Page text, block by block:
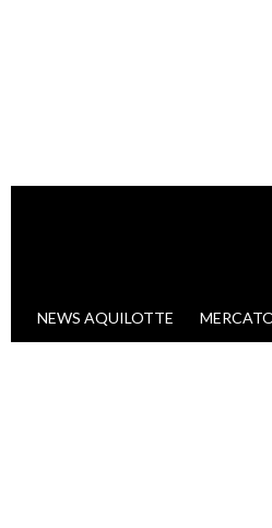
VAI AL CONTENUTO
NEWS AQUILOTTE